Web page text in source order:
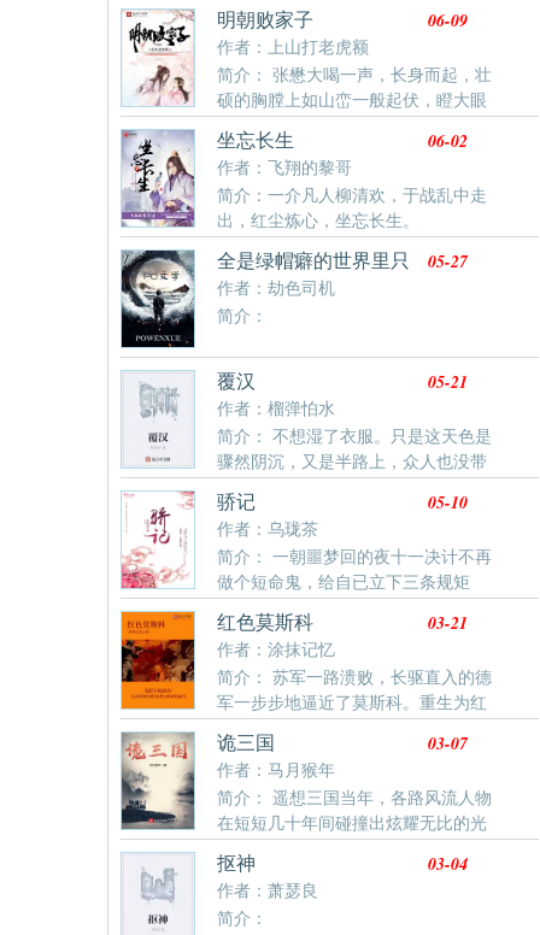
塞了石头！” 再睁开眼时…… 有丫鬟笑靥如花：“姑爷，
小姐有请！” 有女子眉眼如画：“相公，妾身有礼！” 书
友群：686508501 注：本书非历史正剧，轻松使用，切
勿较真！
明朝败家子
作者：上山打老虎额
06-09
简介： 张懋大喝一声，长身而起，壮
硕的胸膛上如山峦一般起伏，瞪大眼
睛道：“无仇无怨，就是看不惯你这等不求上进、吊儿郎
当，文不成、武不就的败家小子。你跑，你跑老夫看
看，乖乖在这挨拳头也就罢了，若敢跑，抓回来吊起来
打你三天三夜。” 方继藩凝噎无言，幽怨地看着张懋。
张懋已是龙行虎步而来，拳头拧着，满是青筋，指节被
他拧的咯咯发出脆响。 天亡我也，他妹的，不做败家子
要被抓去扎针，安安心心做了败家子，你们特么的还揍
我！ 方继藩忙朝方景隆看去。 方景隆于心不忍，忍不
住道...
坐忘长生
作者：飞翔的黎哥
06-02
简介：一介凡人柳清欢，于战乱中走
出，红尘炼心，坐忘长生。
全是绿帽癖的世界里只
有我是例外
作者：劫色司机
05-27
简介：
覆汉
作者：榴弹怕水
05-21
简介： 不想湿了衣服。只是这天色是
骤然阴沉，又是半路上，众人也没带
雨具，所以和尚便想了个怪法子……原来，那大木佛肚
子里是中空的，有暗格相挡，他便吩咐了自己仆役，偷
偷打开暗格钻入木佛肚内躲雨，只让仆役们依旧架着木
佛，宛如抬轿一般继续去送亲。” 话到此处，不少人已
经笑了出来。 “不过嘛，这风雨之事实在是说不好的，
不过数息，那雨水便越来越大，宛如瓢泼。”曹孟德依旧
从容笑言道。“于是众人路过一处祭祀龙神的大祠处，便
顺势进去躲雨，而因为仆妇众多，便将陪嫁的物什和仆
妇都...
骄记
作者：乌珑茶
05-10
简介： 一朝噩梦回的夜十一决计不再
做个短命鬼，给自已立下三条规矩
一，强身健体；二，十九岁前不谈婚不论嫁；三，绝不
嫁入仁国公府。某人黑脸一他赞成，二他能等，三是什
么鬼？！
红色莫斯科
作者：涂抹记忆
03-21
简介： 苏军一路溃败，长驱直入的德
军一步步地逼近了莫斯科。重生为红
军下士米沙，首战莫斯科，喋血斯大林格勒，扬威库尔
斯克，威震乌克兰……在苏维埃的红旗下，与法西斯侵
略者进行殊死的战斗！
诡三国
作者：马月猴年
03-07
简介： 遥想三国当年，各路风流人物
在短短几十年间碰撞出炫耀无比的光
华。一个小职员穿越，无财无权无势，是怎样在三国各
路牛人间走出自己的道路？枭雄还是英雄，美女还是江
山，阴谋还是阳谋，王道还是霸道？慢慢一路走三国，
你会发现其实曹操没做献刀，刘备不光会哭，孙权平衡
抠神
作者：萧瑟良
03-04
简介：